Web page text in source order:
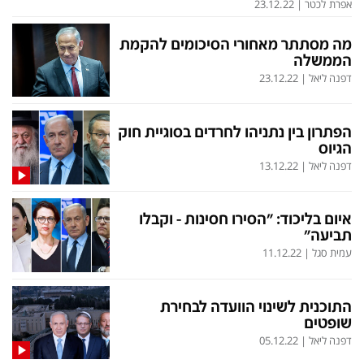
בחירות 2026
כלכלה
מונדיאל
מגזין N12
תרבות
מדיני
בארץ
אוכל
ערב טוב עם גיא פינס
מפת האתר
דרושים חדשות 12
המומחים במשכנתאות
אפרת לכטר|
23.12.22
מה מסתתר מאחורי הסיכומים להקמת
הממשלה
דפנה ליאל |
23.12.22
הפתרון בין נתניהו לחרדים בסוגיית חוק
הגיוס
דפנה ליאל |
13.12.22
איום בליכוד: "הסירו חסינות - וקבלו
תביעה"
עמית סגל |
11.12.22
התוכנית לשינוי הוועדה לבחירת
שופטים
דפנה ליאל |
05.12.22